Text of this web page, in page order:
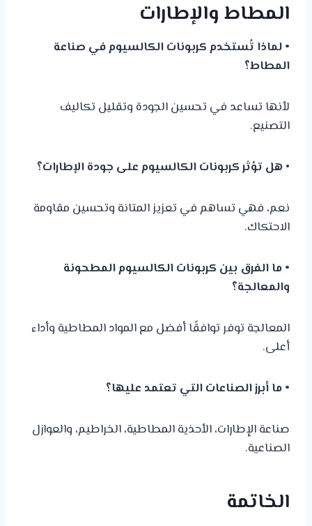
المطاط والإطارات
• لماذا تُستخدم كربونات الكالسيوم في صناعة
المطاط؟
لأنها تساعد في تحسين الجودة وتقليل تكاليف
التصنيع.
•هل تؤثر كربونات الكالسيوم على جودة الإطارات؟
نعم، فهي تساهم في تعزيز المتانة وتحسين مقاومة
الاحتكاك.
• ما الفرق بين كربونات الكالسيوم المطحونة
والمعالجة؟
المعالجة توفر توافقًا أفضل مع المواد المطاطية وأداء
أعلى.
• ما أبرز الصناعات التي تعتمد عليها؟
صناعة الإطارات، الأحذية المطاطية، الخراطيم، والعوازل
الصناعية.
الخاتمة